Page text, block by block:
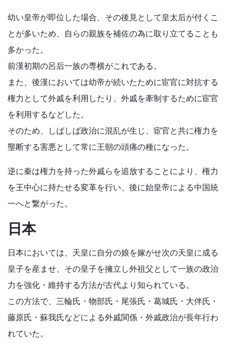
幼い皇帝が即位した場合、その後見として皇太后が付くこ
とが多いため、自らの親族を補佐の為に取り立てることも
多かった。
前漢初期の呂后一族の専横がこれである。
また、後漢においては幼帝が続いたために宦官に対抗する
権力として外戚を利用したり、外戚を牽制するために宦官
を利用するなどした。
そのため、しばしば政治に混乱が生じ、宦官と共に権力を
壟断する害悪として常に王朝の頭痛の種になった。
逆に秦は権力を持った外戚らを追放することにより、権力
を王中心に持たせる変革を行い、後に始皇帝による中国統
一へと繋がった。
日本
日本においては、天皇に自分の娘を嫁がせ次の天皇に成る
皇子を産ませ、その皇子を擁立し外祖父として一族の政治
力を強化・維持する方法が古代より知られている。
この方法で、三輪氏・物部氏・尾張氏・葛城氏・大伴氏・
藤原氏・蘇我氏などによる外戚関係・外戚政治が長年行わ
れていた。